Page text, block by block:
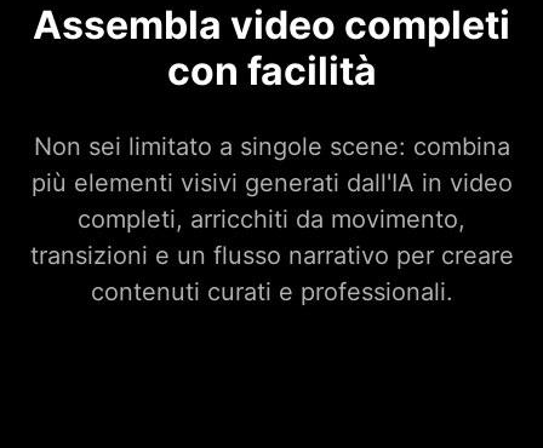
Assembla video completi
con facilità
Non sei limitato a singole scene: combina
più elementi visivi generati dall'IA in video
completi, arricchiti da movimento,
transizioni e un flusso narrativo per creare
contenuti curati e professionali.